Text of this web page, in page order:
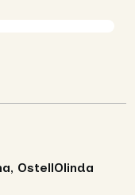
OstellOlinda